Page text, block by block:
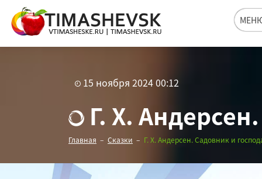
15 ноября 2024 00:12
Г. Х.
Главная Сказки Г. Х. Андерсен. Садовник и